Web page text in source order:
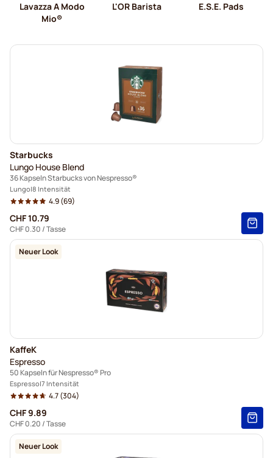
Lavazza A Modo
Mio®
L'OR Barista E.S.E. Pads
Starbucks
Lungo House Blend
36 Kapseln Starbucks von Nespresso®
Lungo 8 Intensität
4.9(69)
CHF 10.79
CHF 0.30 / Tasse
Neuer Look
KaffeK
Espresso
50 Kapseln für Nespresso® Pro
Espresso 7 Intensität
4.7(304)
CHF 9.89
CHF 0.20 / Tasse
Neuer Look